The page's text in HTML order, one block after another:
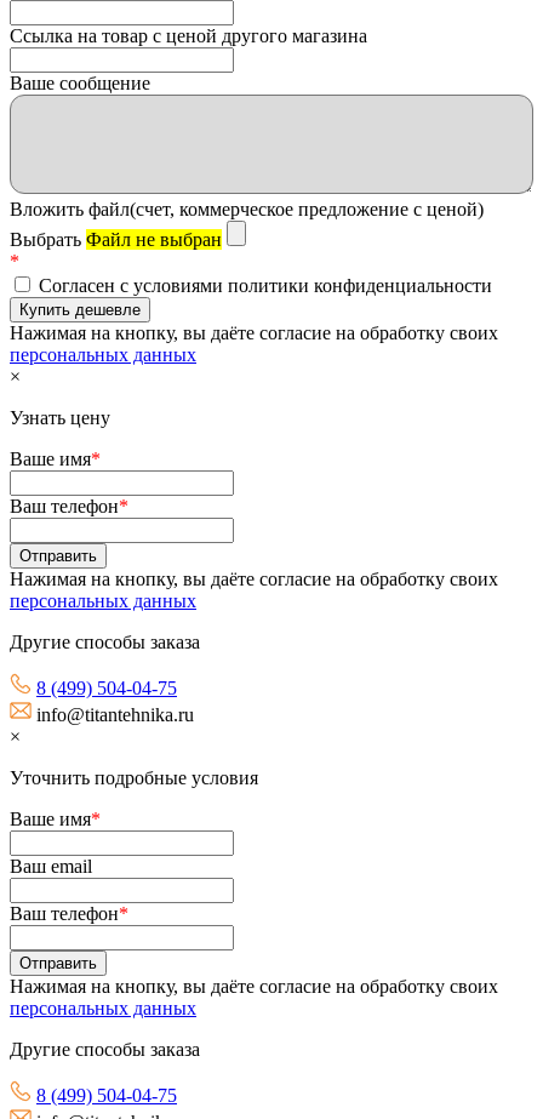
Ссылка на товар с ценой другого магазина
Ваше сообщение
Вложить файл(счет, коммерческое предложение с ценой)
Выбрать Файл не выбран
*
Согласен с условиями политики конфиденциальности
Нажимая на кнопку, вы даёте согласие на обработку своих
персональных данных
×
Узнать цену
Ваше имя*
Ваш телефон*
Нажимая на кнопку, вы даёте согласие на обработку своих
персональных данных
Другие способы заказа
8 (499) 504-04-75
info@titantehnika.ru
×
Уточнить подробные условия
Ваше имя*
Ваш email
Ваш телефон*
Нажимая на кнопку, вы даёте согласие на обработку своих
персональных данных
Другие способы заказа
8 (499) 504-04-75